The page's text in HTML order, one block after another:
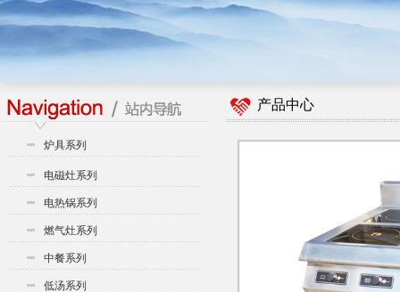
炉具系列
电磁灶系列
电热锅系列
燃气灶系列
中餐系列
低汤系列
产品中心